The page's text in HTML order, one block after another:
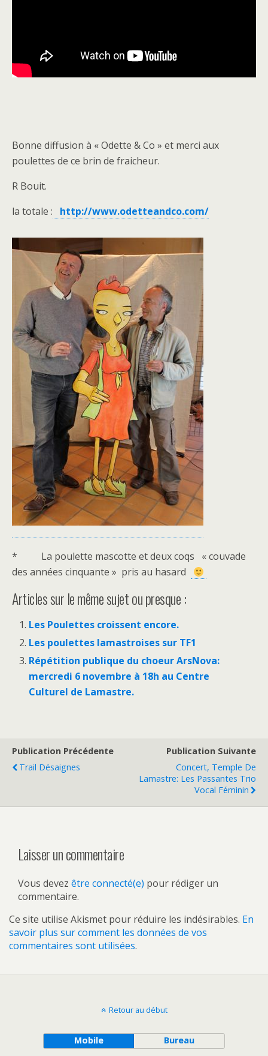
Bonne diffusion à « Odette & Co » et merci aux
poulettes de ce brin de fraicheur.
R Bouit.
la totale :
http://www.odetteandco.com/
* La poulette mascotte et deux coqs « couvade
des années cinquante » pris au hasard
Articles sur le même sujet ou presque :
Les Poulettes croissent encore.
Les poulettes lamastroises sur TF1
Répétition publique du choeur ArsNova:
mercredi 6 novembre à 18h au Centre
Culturel de Lamastre.
Publication Précédente
Trail Désaignes
Publication Suivante
Concert, Temple De
Lamastre: Les Passantes Trio
Vocal Féminin
Laisser un commentaire
Vous devez être connecté(e) pour rédiger un
commentaire.
Ce site utilise Akismet pour réduire les indésirables. En
savoir plus sur comment les données de vos
commentaires sont utilisées.
Retour au début
Mobile Bureau